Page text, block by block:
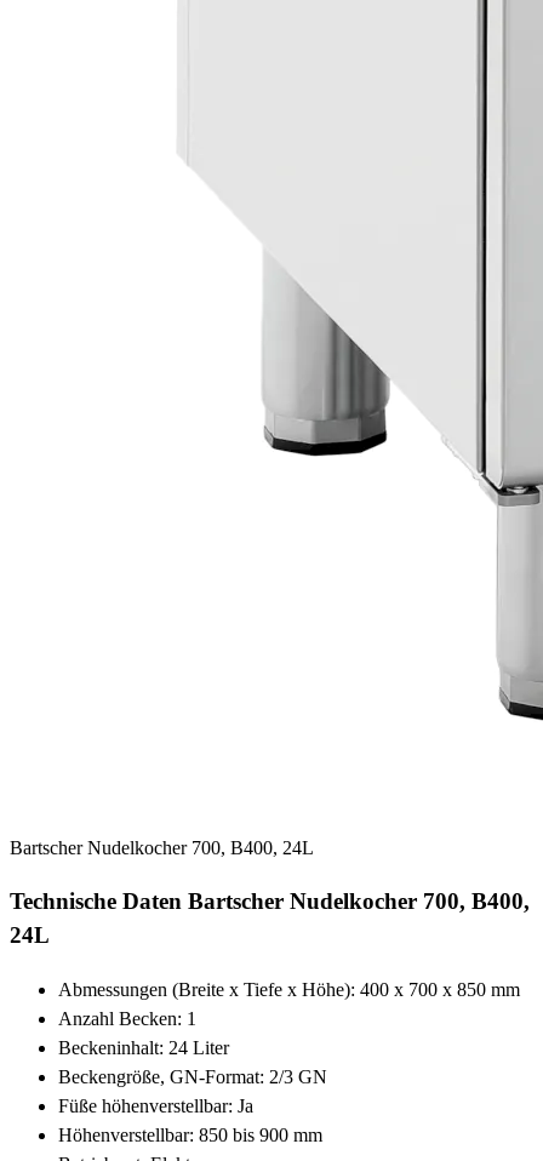
Bartscher Nudelkocher 700, B400, 24L
Technische Daten Bartscher Nudelkocher 700, B400,
24L
Abmessungen (Breite x Tiefe x Höhe): 400 x 700 x 850 mm
Anzahl Becken: 1
Beckeninhalt: 24 Liter
Beckengröße, GN-Format: 2/3 GN
Füße höhenverstellbar: Ja
Höhenverstellbar: 850 bis 900 mm